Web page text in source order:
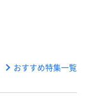
おすすめ特集一覧